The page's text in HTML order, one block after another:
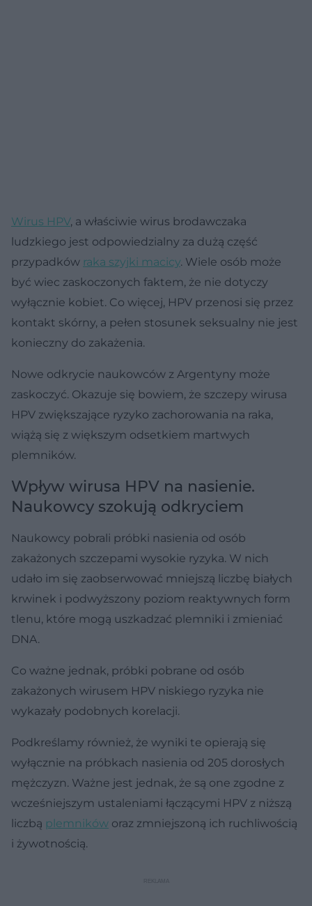
Wirus HPV, a właściwie wirus brodawczaka
ludzkiego jest odpowiedzialny za dużą część
przypadków raka szyjki macicy. Wiele osób może
być wiec zaskoczonych faktem, że nie dotyczy
wyłącznie kobiet. Co więcej, HPV przenosi się przez
kontakt skórny, a pełen stosunek seksualny nie jest
konieczny do zakażenia.
Nowe odkrycie naukowców z Argentyny może
zaskoczyć. Okazuje się bowiem, że szczepy wirusa
HPV zwiększające ryzyko zachorowania na raka,
wiążą się z większym odsetkiem martwych
plemników.
Wpływ wirusa HPV na nasienie.
Naukowcy szokują odkryciem
Naukowcy pobrali próbki nasienia od osób
zakażonych szczepami wysokie ryzyka. W nich
udało im się zaobserwować mniejszą liczbę białych
krwinek i podwyższony poziom reaktywnych form
tlenu, które mogą uszkadzać plemniki i zmieniać
DNA.
Co ważne jednak, próbki pobrane od osób
zakażonych wirusem HPV niskiego ryzyka nie
wykazały podobnych korelacji.
Podkreślamy również, że wyniki te opierają się
wyłącznie na próbkach nasienia od 205 dorosłych
mężczyzn. Ważne jest jednak, że są one zgodne z
wcześniejszym ustaleniami łączącymi HPV z niższą
liczbą plemników oraz zmniejszoną ich ruchliwością
i żywotnością.